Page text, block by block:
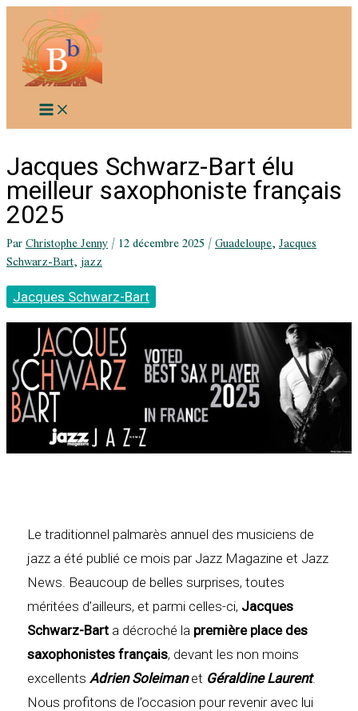
contenu
Jacques Schwarz-Bart élu
meilleur saxophoniste français
2025
ParChristophe Jenny/12 décembre 2025/Guadeloupe,Jacques
Schwarz-Bart,jazz
Jacques Schwarz-Bart
Le traditionnel palmarès annuel des musiciens de
jazz a été publié ce mois par Jazz Magazine et Jazz
News. Beaucoup de belles surprises, toutes
méritées d’ailleurs, et parmi celles-ci, Jacques
Schwarz-Bart a décroché la première place des
saxophonistes français, devant les non moins
excellents Adrien Soleimanet Géraldine Laurent.
Nous profitons de l’occasion pour revenir avec lui